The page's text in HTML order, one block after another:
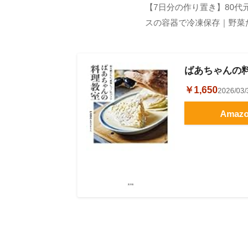
【7日分の作り置き】80
スの容器で冷凍保存｜野
ばあちゃんの
￥1,6502026/03/